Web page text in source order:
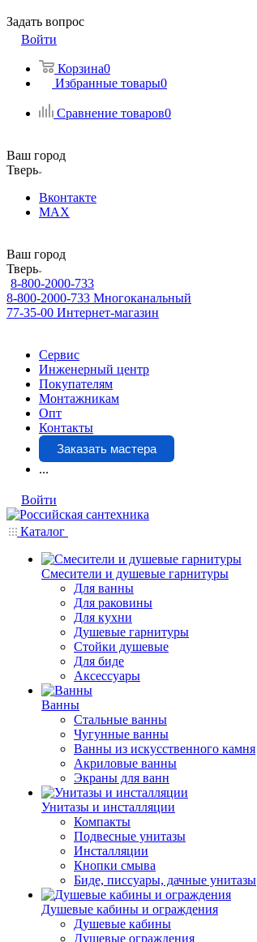
Задать вопрос
Войти
Корзина0
Избранные товары0
Сравнение товаров0
Ваш город
Тверь
Вконтакте
MAX
Ваш город
Тверь
8-800-2000-733
8-800-2000-733 Многоканальный
77-35-00 Интернет-магазин
Сервис
Инженерный центр
Покупателям
Монтажникам
Опт
Контакты
Заказать мастера
...
Войти
Каталог
Смесители и душевые гарнитуры
Для ванны
Для раковины
Для кухни
Душевые гарнитуры
Стойки душевые
Для биде
Аксессуары
Ванны
Стальные ванны
Чугунные ванны
Ванны из искусственного камня
Акриловые ванны
Экраны для ванн
Унитазы и инсталляции
Компакты
Подвесные унитазы
Инсталляции
Кнопки смыва
Биде, писсуары, дачные унитазы
Душевые кабины и ограждения
Душевые кабины
Душевые ограждения